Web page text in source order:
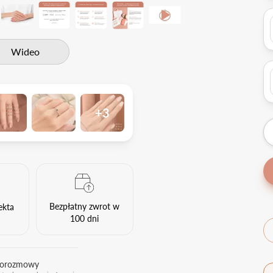
Wideo
+3
Bezpłatny zwrot w
100 dni